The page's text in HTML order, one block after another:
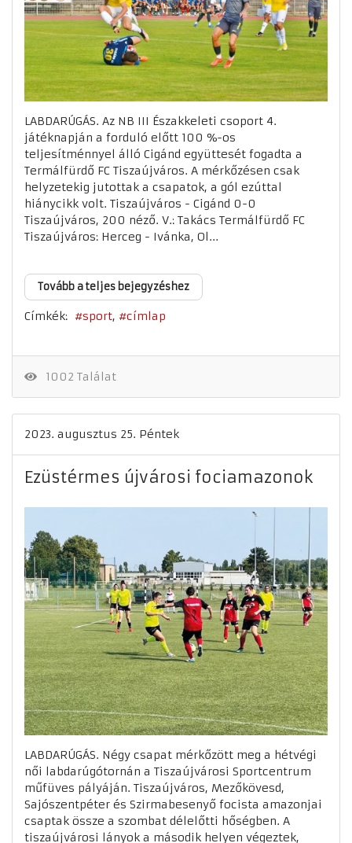
LABDARÚGÁS. Az NB III Északkeleti csoport 4.
játéknapján a forduló előtt 100 %-os
teljesítménnyel álló Cigánd együttesét fogadta a
Termálfürdő FC Tiszaújváros. A mérkőzésen csak
helyzetekig jutottak a csapatok, a gól ezúttal
hiánycikk volt. Tiszaújváros - Cigánd 0-0
Tiszaújváros, 200 néző. V.: Takács Termálfürdő FC
Tiszaújváros: Herceg - Ivánka, Ol...
Tovább a teljes bejegyzéshez
Címkék: sport címlap
1002 Találat
2023. augusztus 25. Péntek
Ezüstérmes újvárosi fociamazonok
LABDARÚGÁS. Négy csapat mérkőzött meg a hétvégi
női labdarúgótornán a Tiszaújvárosi Sportcentrum
műfüves pályáján. Tiszaújváros, Mezőkövesd,
Sajószentpéter és Szirmabesenyő focista amazonjai
csaptak össze a szombat délelőtti hőségben. A
tiszaújvárosi lányok a második helyen végeztek,